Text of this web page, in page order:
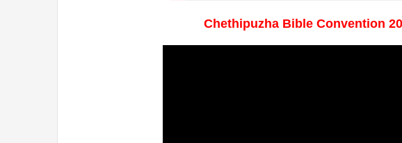
Chethipuzha Bible Convention